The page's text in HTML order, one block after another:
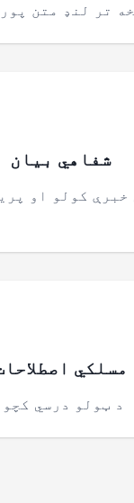
تر لنډ متن
شفاهي بیان
خبرې کولو او
مسلکي
د ټولو درسي